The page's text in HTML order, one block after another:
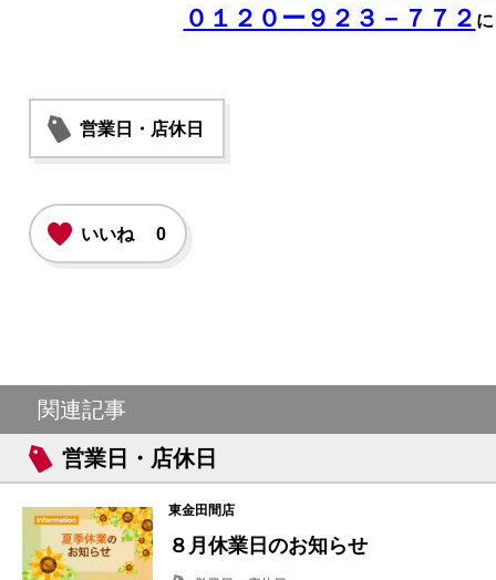
０１２０ー９２３－７７２
営業日・店休日
いいね 0
関連記事
営業日・店休日
東金田間店
８月休業日のお知らせ